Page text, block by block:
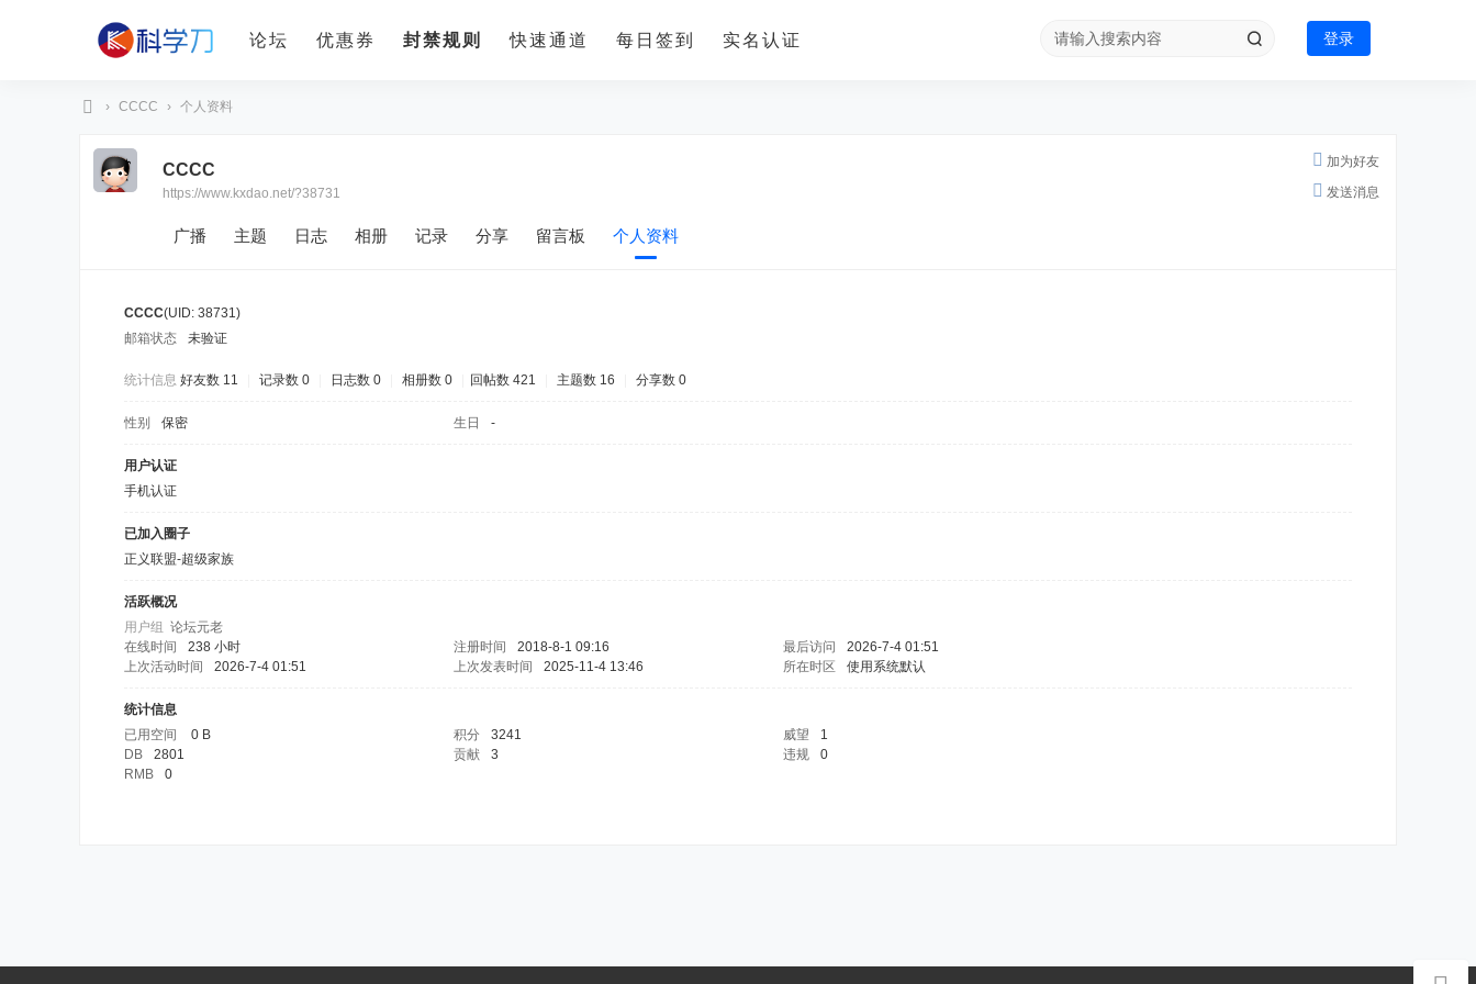
论坛 优惠券 封禁规则 快速通道 每日签到 实名认证 登录
› CCCC › 个人资料
加为好友
发送消息
CCCC
https://www.kxdao.net/?38731
广播 主题 日志 相册 记录 分享 留言板 个人资料
CCCC(UID: 38731)
邮箱状态
未验证
统计信息 好友数 11 记录数 0 日志数 0 相册数 0 回帖数 421 主题数 16 分享数 0
性别 保密 生日 -
用户认证
手机认证
已加入圈子
正义联盟-超级家族
活跃概况
用户组 论坛元老
在线时间
238 小时 注册时间 2018-8-1 09:16 最后访问
2026-7-4 01:51
上次活动时间
2026-7-4 01:51 上次发表时间 2025-11-4 13:46 所在时区 使用系统默认
统计信息
已用空间
0 B 积分 3241 威望
1
DB
2801 贡献 3 违规
0
RMB
0